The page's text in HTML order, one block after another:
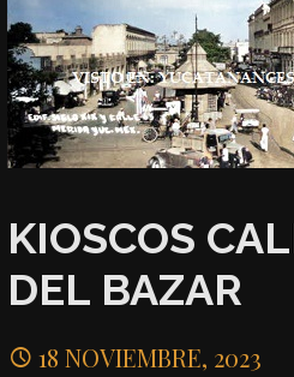
KIOSCOS
DEL BAZAR
18 NOVIEMBRE, 2023